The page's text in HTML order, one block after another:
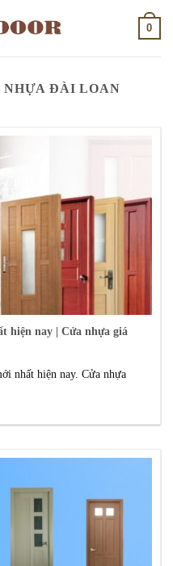
0
NHỰA ĐÀI LOAN
hiện nay | Cửa nhựa giá
nhất hiện nay. Cửa nhựa